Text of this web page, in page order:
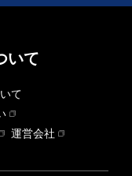
いて
て
運営会社